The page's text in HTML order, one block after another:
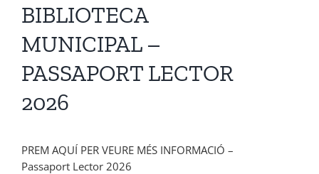
BIBLIOTECA
MUNICIPAL –
PASSAPORT LECTOR
2026
PREM AQUÍ PER VEURE MÉS INFORMACIÓ –
Passaport Lector 2026